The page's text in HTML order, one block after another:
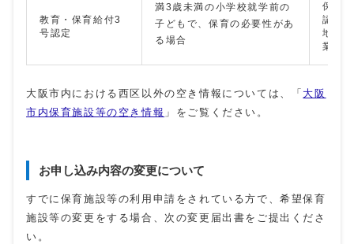
教育・保育給付3
号認定
満3歳未満の小学校就学前の
子どもで、保育の必要性があ
る場合
保育園
認定
地域
業
大阪市内における西区以外の空き情報については、「 大阪
市内保育施設等の空き情報 」をご覧ください。
お申し込み内容の変更について
すでに保育施設等の利用申請をされている方で、希望保育
施設等の変更をする場合、次の変更届出書をご提出くださ
い。